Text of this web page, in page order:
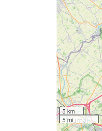
5 km
5 mi